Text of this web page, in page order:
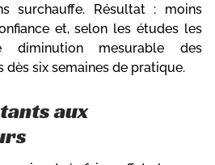
surchauffe. Résultat : moins
et, selon les études les
diminution mesurable des
six semaines de pratique.
aux